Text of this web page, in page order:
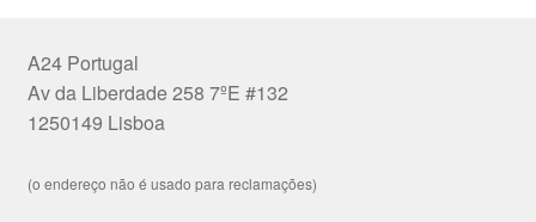
A24 Portugal
Av da Liberdade 258 7ºE #132
1250149 Lisboa
(o endereço não é usado para reclamações)